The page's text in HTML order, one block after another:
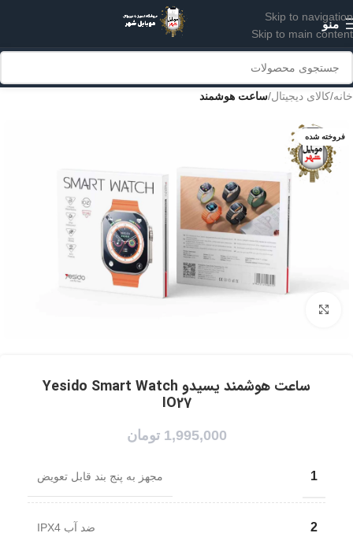
Skip to navigation
Skip to main content
منو
خانه کالای دیجیتال ساعت هوشمند
فروخته شده
ساعت هوشمند یسیدو Yesido Smart Watch
IO27
1,995,000 تومان
1 مجهز به پنج بند قابل تعویض
2 ضد آب IPX4